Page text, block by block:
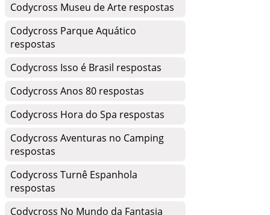
Codycross Museu de Arte respostas
Codycross Parque Aquático
respostas
Codycross Isso é Brasil respostas
Codycross Anos 80 respostas
Codycross Hora do Spa respostas
Codycross Aventuras no Camping
respostas
Codycross Turnê Espanhola
respostas
Codycross No Mundo da Fantasia